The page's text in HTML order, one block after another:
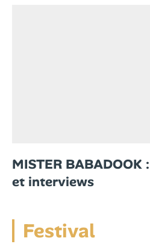
MISTER BABADOOK
et interviews
Festival